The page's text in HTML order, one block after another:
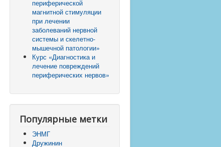
периферической
магнитной стимуляции
при лечении
заболеваний нервной
системы и скелетно-
мышечной патологии»
Курс «Диагностика и
лечение повреждений
периферических нервов»
Популярные метки
ЭНМГ
Дружинин